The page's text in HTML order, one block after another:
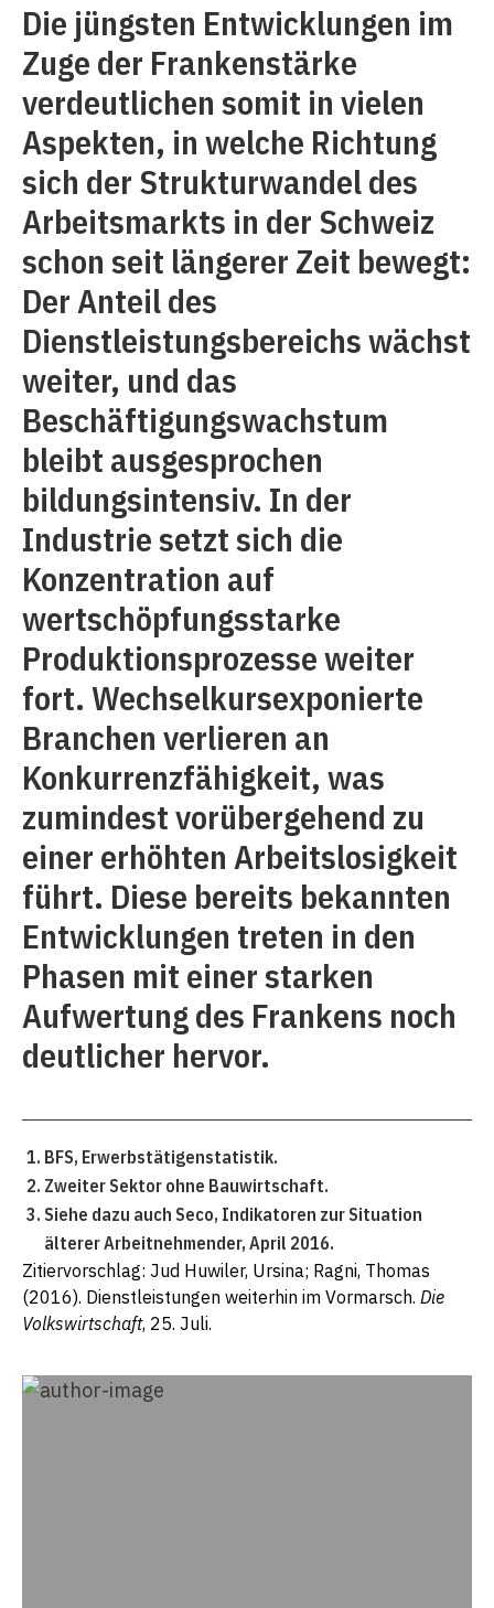
Die jüngsten Entwicklungen im
Zuge der Frankenstärke
verdeutlichen somit in vielen
Aspekten, in welche Richtung
sich der Strukturwandel des
Arbeitsmarkts in der Schweiz
schon seit längerer Zeit bewegt:
Der Anteil des
Dienstleistungsbereichs wächst
weiter, und das
Beschäftigungswachstum
bleibt ausgesprochen
bildungsintensiv. In der
Industrie setzt sich die
Konzentration auf
wertschöpfungsstarke
Produktionsprozesse weiter
fort. Wechselkursexponierte
Branchen verlieren an
Konkurrenzfähigkeit, was
zumindest vorübergehend zu
einer erhöhten Arbeitslosigkeit
führt. Diese bereits bekannten
Entwicklungen treten in den
Phasen mit einer starken
Aufwertung des Frankens noch
deutlicher hervor.
BFS, Erwerbstätigenstatistik.
Zweiter Sektor ohne Bauwirtschaft.
Siehe dazu auch Seco, Indikatoren zur Situation
älterer Arbeitnehmender, April 2016.
Zitiervorschlag: Jud Huwiler, Ursina; Ragni, Thomas
(2016). Dienstleistungen weiterhin im Vormarsch. Die
Volkswirtschaft, 25. Juli.